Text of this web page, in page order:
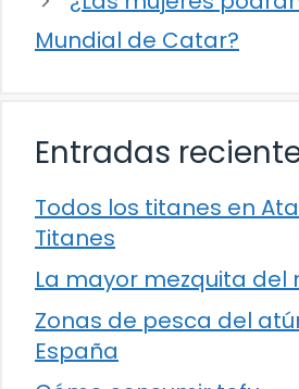
Mundial de Catar?
Entradas
Todos los titanes en
Titanes
La mayor mezquita del
Zonas de pesca del
España